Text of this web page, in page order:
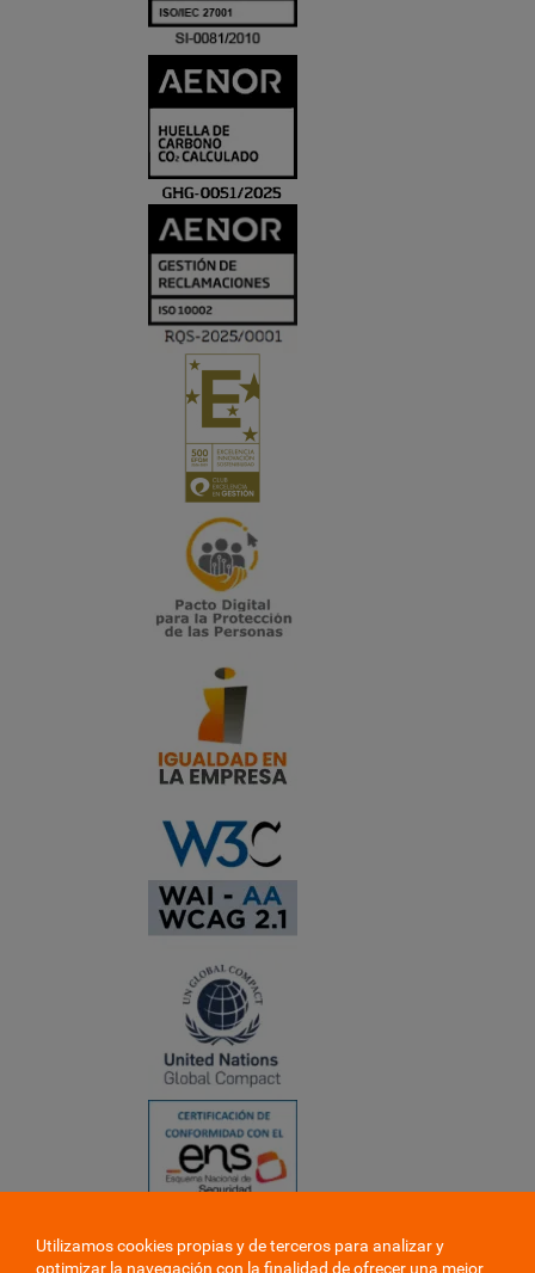
❮
Utilizamos cookies propias y de terceros para analizar y
optimizar la navegación con la finalidad de ofrecer una mejor